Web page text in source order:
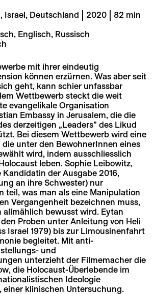
Israel, Deutschland | 2020 | 82 min
Englisch, Russisch
mit ihrer eindeutig
können erzürnen. Was aber seit
geht, kann schier unfassbar
Wettbewerb steckt die weit
evangelikale Organisation
Embassy in Jerusalem, die die
derzeitigen „Leaders” des Likud
Bei diesem Wettbewerb wird eine
die unter den BewohnerInnen eines
wird, indem ausschliesslich
leben. Sophie Leibowitz,
Kandidatin der Ausgabe 2016,
an ihre Schwester) nur
teil, was man als eine Manipulation
Vergangenheit bezeichnen muss,
allmählich bewusst wird. Eytan
Proben unter Anleitung von Heli
Israel 1979) bis zur Limousinenfahrt
begleitet. Mit anti-
und
unterzieht der Filmemacher die
die Holocaust-Überlebende im
Ideologie
einer klinischen Untersuchung.